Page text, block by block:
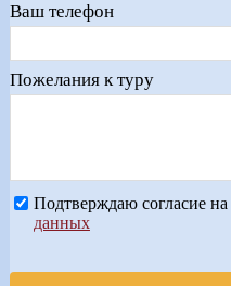
Ваш телефон
Пожелания к туру
Подтверждаю согласие на
данных